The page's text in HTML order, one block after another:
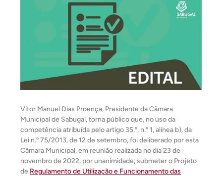
Vítor Manuel Dias Proença, Presidente da Câmara
Municipal de Sabugal, torna público que, no uso da
competência atribuída pelo artigo 35.º, n.º 1, alínea b), da
Lei n.º 75/2013, de 12 de setembro, foi deliberado por esta
Câmara Municipal, em reunião realizada no dia 23 de
novembro de 2022, por unanimidade, submeter o Projeto
de Regulamento de Utilização e Funcionamento das